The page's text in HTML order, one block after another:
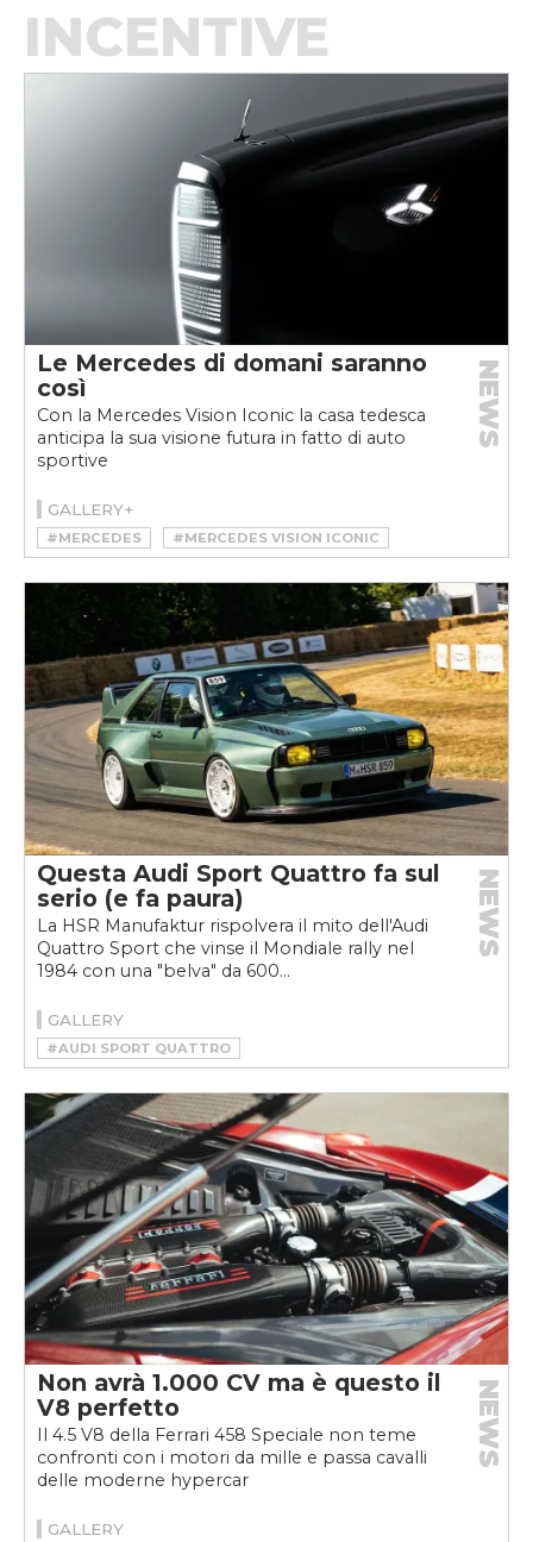
INCENTIVE
Le Mercedes di domani saranno
così
Con la Mercedes Vision Iconic la casa tedesca
anticipa la sua visione futura in fatto di auto
sportive
NEWS
GALLERY+
#MERCEDES #MERCEDES VISION ICONIC
Questa Audi Sport Quattro fa sul
serio (e fa paura)
La HSR Manufaktur rispolvera il mito dell'Audi
Quattro Sport che vinse il Mondiale rally nel
1984 con una "belva" da 600...
NEWS
GALLERY
#AUDI SPORT QUATTRO
#HSR MANUFAKTUR
#RESTOMOD
Non avrà 1.000 CV ma è questo il
V8 perfetto
Il 4.5 V8 della Ferrari 458 Speciale non teme
confronti con i motori da mille e passa cavalli
delle moderne hypercar
NEWS
GALLERY